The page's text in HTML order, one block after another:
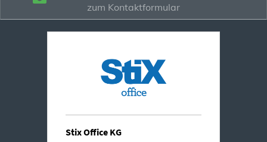
zum Kontaktformular
Stix Office KG